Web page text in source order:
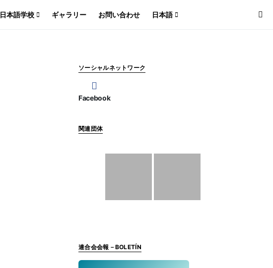
日本語学校 ギャラリー お問い合わせ 日本語
ソーシャルネットワーク
Facebook
関連団体
連合会会報－BOLETÍN